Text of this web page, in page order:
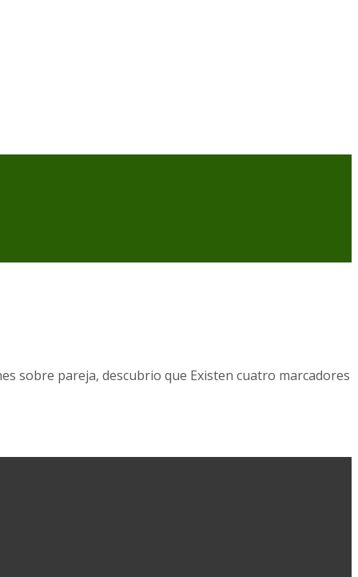
sobre pareja, descubrio que Existen cuatro marcadores